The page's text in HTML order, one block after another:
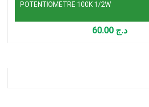
POTENTIOMETRE 100K 1/2W
د.ج